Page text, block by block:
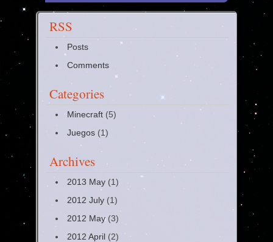
RSS
Posts
Comments
Categories
Minecraft (5)
Juegos (1)
Archives
2013 May (1)
2012 July (1)
2012 May (3)
2012 April (2)